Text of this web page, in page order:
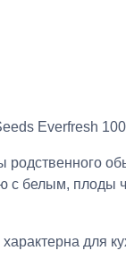
Everfresh
с белым, плоды
для